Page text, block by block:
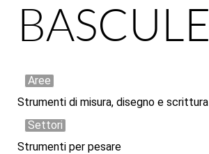
BASCULE
Aree
Strumenti di misura, disegno e scrittura
Settori
Strumenti per pesare